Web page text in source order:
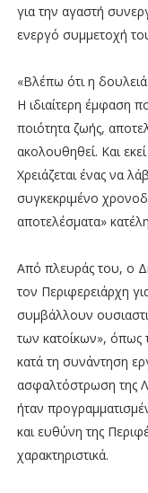
για την αγαστή
ενεργό συμμετοχή
«Βλέπω ότι η δουλειά
Η ιδιαίτερη έμφαση
ποιότητα ζωής,
ακολουθηθεί. Και
Χρειάζεται ένας να
συγκεκριμένο
αποτελέσματα»
Από πλευράς του, ο
τον Περιφερειάρχη
συμβάλλουν
των κατοίκων», όπως
κατά τη συνάντηση
ασφαλτόστρωση της
ήταν
και ευθύνη της
χαρακτηριστικά.